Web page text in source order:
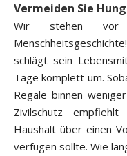
Vermeiden Sie
Wir stehen
schlägt sein
Tage komplett um.
Regale binnen
Zivilschutz
Haushalt über einen
verfügen sollte. Wie